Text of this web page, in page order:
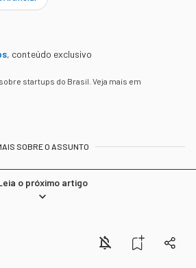
, conteúdo exclusivo
startups do Brasil. Veja mais em
SOBRE O ASSUNTO
o próximo artigo